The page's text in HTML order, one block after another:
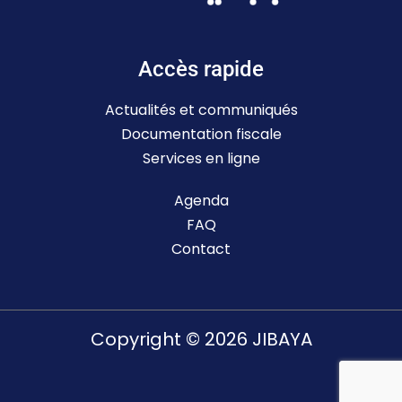
Accès rapide
Actualités et communiqués
Documentation fiscale
Services en ligne
Agenda
FAQ
Contact
Copyright © 2026 JIBAYA